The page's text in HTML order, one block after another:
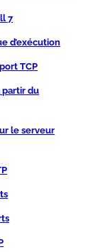
7
d’exécution
TCP
partir du
le serveur